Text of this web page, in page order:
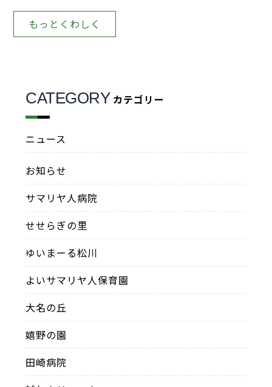
もっとくわしく
CATEGORY カテゴリー
ニュース
お知らせ
サマリヤ人病院
せせらぎの里
ゆいまーる松川
よいサマリヤ人保育園
大名の丘
嬉野の園
田崎病院